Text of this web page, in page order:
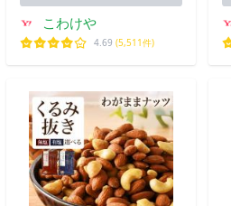
こわけや
4.69 (5,511件)